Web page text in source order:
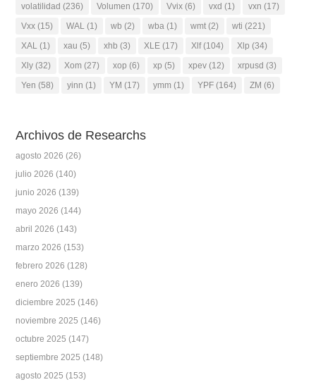
volatilidad (236) Volumen (170) Vvix (6) vxd (1) vxn (17)
Vxx (15) WAL (1) wb (2) wba (1) wmt (2) wti (221)
XAL (1) xau (5) xhb (3) XLE (17) Xlf(104) Xlp (34)
Xly (32) Xom (27) xop (6) xp (5) xpev (12) xrpusd (3)
Yen (58) yinn (1) YM (17) ymm (1) YPF (164) ZM (6)
Archivos de Researchs
agosto 2026 (26)
julio 2026 (140)
junio 2026 (139)
mayo 2026 (144)
abril 2026 (143)
marzo 2026 (153)
febrero 2026 (128)
enero 2026 (139)
diciembre 2025 (146)
noviembre 2025 (146)
octubre 2025 (147)
septiembre 2025 (148)
agosto 2025 (153)